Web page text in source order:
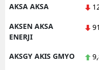
AKSA AKSA
AKSEN AKSA
ENERJI
AKSGY AKIS GMYO